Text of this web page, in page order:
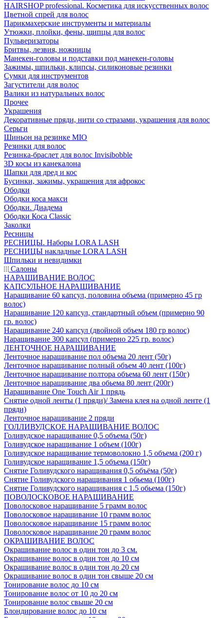
HAIRSHOP professional. Косметика для искусственных волос
Цветной спрей для волос
Парикмахерские инструменты и материалы
Утюжки, плойки, фены, щипцы для волос
Пульверизаторы
Бритвы, лезвия, ножницы
Манекен-головы и подставки под манекен-головы
Зажимы, шпильки, клипсы, силиконовые резинки
Сумки для инструментов
Загустители для волос
Валики из натуральных волос
Прочее
Украшения
Декоративные пряди, нити со стразами, украшения для волос
Серьги
Шиньон на резинке MIO
Резинки для волос
Резинка-браслет для волос Invisibobble
3D косы из канекалона
Шапки для дред и кос
Бусинки, зажимы, украшения для афрокос
Ободки
Ободки коса макси
Ободки. Диадема
Ободки Коса Classic
Заколки
Ресницы
РЕСНИЦЫ. Наборы LORA LASH
РЕСНИЦЫ накладные LORA LASH
Шпильки и невидимки
Салоны
НАРАЩИВАНИЕ ВОЛОС
КАПСУЛЬНОЕ НАРАЩИВАНИЕ
Наращивание 60 капсул, половина объема (примерно 45 гр
волос)
Наращивание 120 капсул, стандартный объем (примерно 90
гр. волос)
Наращивание 240 капсул (двойной объем 180 гр волос)
Наращивание 300 капсул (примерно 225 гр. волос)
ЛЕНТОЧНОЕ НАРАЩИВАНИЕ
Ленточное наращивание пол объема 20 лент (50г)
Ленточное наращивание полный объем 40 лент (100г)
Ленточное наращивание полтора объема 60 лент (150г)
Ленточное наращивание два обьема 80 лент (200г)
Наращивание One Touch Air 1 прядь
Снятие одной ленты (1 пряди)/ Замена клея на одной ленте (1
пряди)
Ленточное наращивание 2 пряди
ГОЛЛИВУДСКОЕ НАРАЩИВАНИЕ ВОЛОС
Голивудское наращивание 0,5 объема (50г)
Голивудское наращивание 1 объем (100г)
Голивудское наращивание термоволокно 1,5 объема (200 г)
Голивудское наращивание 1,5 объема (150г)
Снятие Голивудского наращивания 0,5 объёма (50г)
Снятие Голивудского наращивания 1 обьема (100г)
Снятие Голивудского наращивания с 1.5 обьема (150г)
ПОВОЛОСКОВОЕ НАРАЩИВАНИЕ
Поволосковое наращивание 5 грамм волос
Поволосковое наращивание 10 грамм волос
Поволосковое наращивание 15 грамм волос
Поволосковое наращивание 20 грамм волос
ОКРАШИВАНИЕ ВОЛОС
Окрашивание волос в один тон до 3 см.
Окрашивание волос в один тон до 10 см
Окрашивание волос в один тон до 20 см
Окрашивание волос в один тон свыше 20 см
Тонирование волос до 10 см
Тонирование волос от 10 до 20 см
Тонирование волос свыше 20 см
Блондирование волос до 10 см